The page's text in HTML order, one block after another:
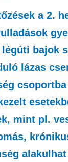
a 2.
bajok
lázas
mint pl.